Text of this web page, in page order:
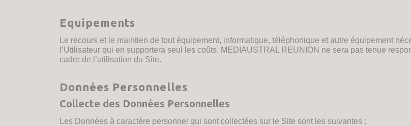
Equipements
Le recours et le maintien de tout équipement, informatique, téléphonique et autre équipement
l’Utilisateur qui en supportera seul les coûts. MEDIAUSTRAL REUNION ne sera pas tenue
cadre de l’utilisation du Site.
Données Personnelles
Collecte des Données Personnelles
Les Données à caractère personnel qui sont collectées sur le Site sont les suivantes :